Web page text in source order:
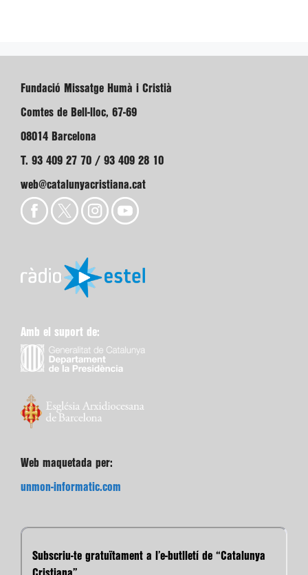
Fundació Missatge Humà i Cristià
Comtes de Bell-lloc, 67-69
08014 Barcelona
T. 93 409 27 70 / 93 409 28 10
web@catalunyacristiana.cat
Amb el suport de:
Web maquetada per:
unmon-informatic.com
Subscriu-te gratuïtament a l’e-butlletí de “Catalunya